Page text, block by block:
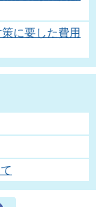
に要した費用